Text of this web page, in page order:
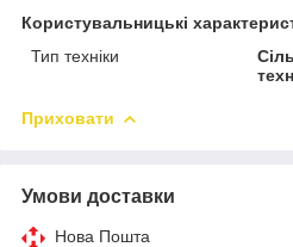
Користувальницькі
Тип техніки
Приховати
Умови доставки
Нова Пошта